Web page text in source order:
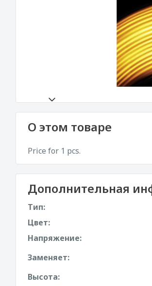
О этом товаре
Price for 1 pcs.
Дополнительная
Тип:
Цвет:
Напряжение:
Заменяет:
Высота: